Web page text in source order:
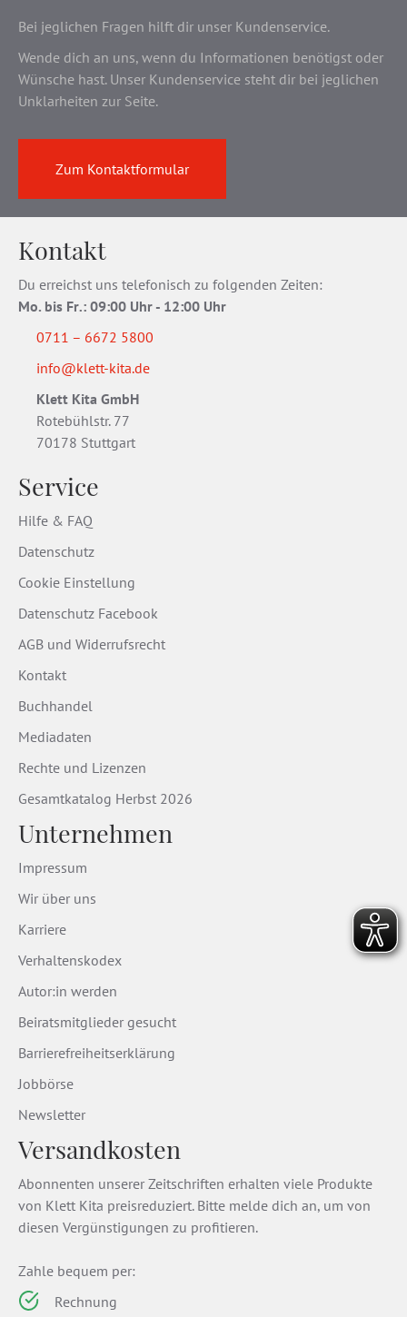
Bei jeglichen Fragen hilft dir unser Kundenservice.
Wende dich an uns, wenn du Informationen benötigst oder
Wünsche hast. Unser Kundenservice steht dir bei jeglichen
Unklarheiten zur Seite.
Zum Kontaktformular
Kontakt
Du erreichst uns telefonisch zu folgenden Zeiten:
Mo. bis Fr.: 09:00 Uhr - 12:00 Uhr
0711 – 6672 5800
info@klett-kita.de
Klett Kita GmbH
Rotebühlstr. 77
70178 Stuttgart
Service
Hilfe & FAQ
Datenschutz
Cookie Einstellung
Datenschutz Facebook
AGB und Widerrufsrecht
Kontakt
Buchhandel
Mediadaten
Rechte und Lizenzen
Gesamtkatalog Herbst 2026
Unternehmen
Impressum
Wir über uns
Karriere
Verhaltenskodex
Autor:in werden
Beiratsmitglieder gesucht
Barrierefreiheitserklärung
Jobbörse
Newsletter
Versandkosten
Abonnenten unserer Zeitschriften erhalten viele Produkte
von Klett Kita preisreduziert. Bitte melde dich an, um von
diesen Vergünstigungen zu profitieren.
Zahle bequem per:
Rechnung